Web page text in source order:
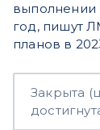
выполнении
год, пишут
планов в
Закрыта